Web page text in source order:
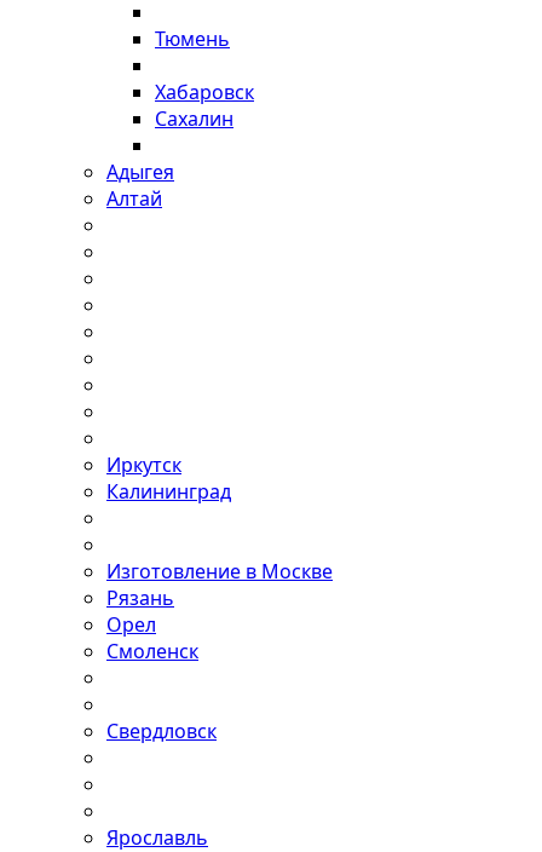
Тюмень
Хабаровск
Сахалин
Адыгея
Алтай
Иркутск
Калининград
Изготовление в Москве
Рязань
Орел
Смоленск
Свердловск
Ярославль